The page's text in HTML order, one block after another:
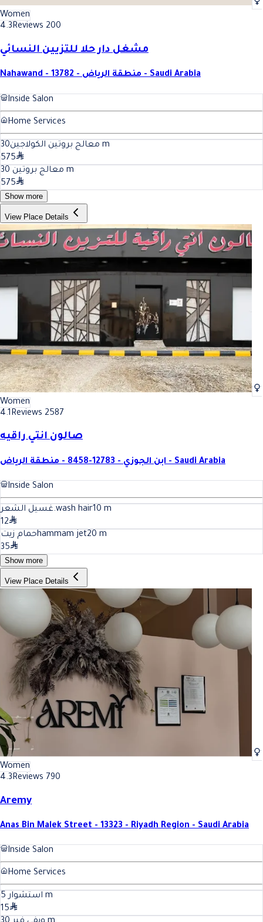
Women
4.3Reviews 200
مشغل دار حلا للتزيين النسائي
Nahawand - 13782 - منطقة الرياض - Saudi Arabia
Inside Salon
Home Services
معالج بروتين الكولاجين30
m
575
معالج بروتين 30
m
575
Show more
View Place Details
Women
4.1Reviews 2587
صالون انتي راقيه
ابن الجوزي - 12783-8458 - منطقة الرياض - Saudi Arabia
Inside Salon
غسيل الشعر.wash hair10 m
12
حمام زيتhammam jet20 m
35
Show more
View Place Details
Women
4.3Reviews 790
Aremy
Anas Bin Malek Street - 13323 - Riyadh Region - Saudi Arabia
Inside Salon
Home Services
استشوار 5
m
15